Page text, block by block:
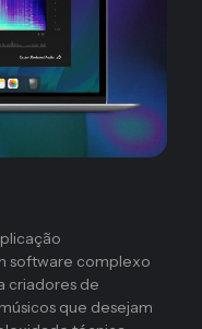
software complexo
criadores de
que desejam